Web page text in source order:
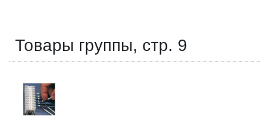
Товары группы, стр. 9